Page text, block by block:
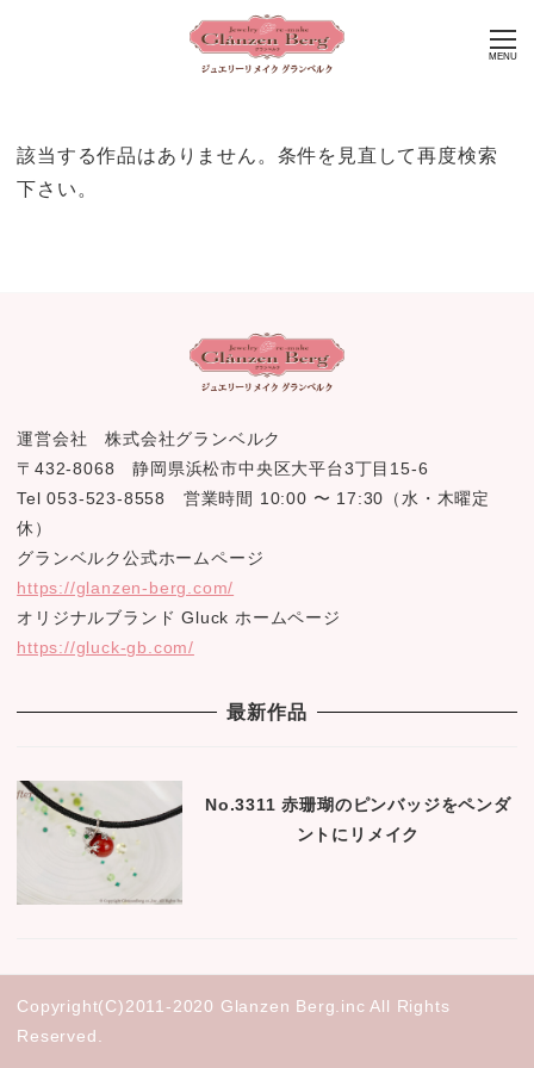
MENU
該当する作品はありません。条件を見直して再度検索
下さい。
運営会社 株式会社グランベルク
〒432-8068 静岡県浜松市中央区大平台3丁目15-6
Tel 053-523-8558 営業時間 10:00 〜 17:30（水・木曜定
休）
グランベルク公式ホームページ
https://glanzen-berg.com/
オリジナルブランド Gluck ホームページ
https://gluck-gb.com/
最新作品
No.3311 赤珊瑚のピンバッジをペンダ
ントにリメイク
Copyright(C)2011-2020 Glanzen Berg.inc All Rights
Reserved.